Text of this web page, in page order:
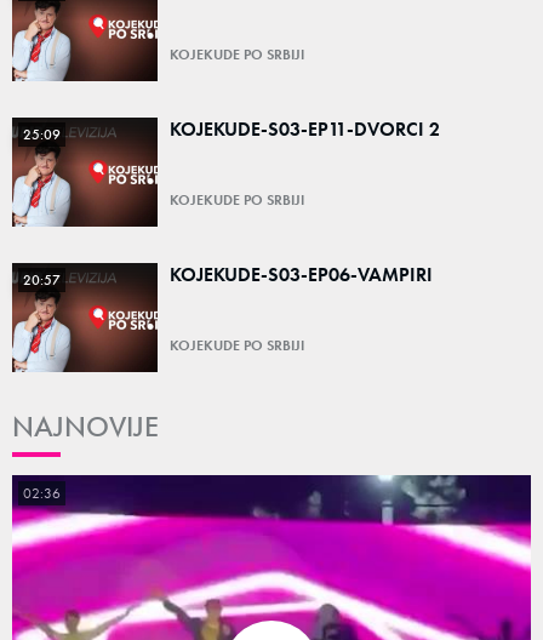
KOJEKUDE PO SRBIJI
25:09 KOJEKUDE-S03-EP11-DVORCI 2
KOJEKUDE PO SRBIJI
20:57 KOJEKUDE-S03-EP06-VAMPIRI
KOJEKUDE PO SRBIJI
NAJNOVIJE
02:36